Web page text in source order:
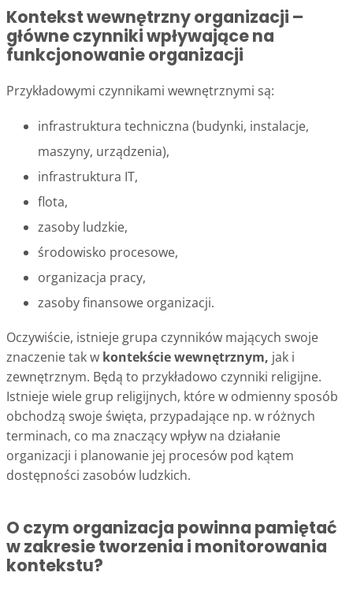
Kontekst wewnętrzny organizacji –
główne czynniki wpływające na
funkcjonowanie organizacji
Przykładowymi czynnikami wewnętrznymi są:
infrastruktura techniczna (budynki, instalacje,
maszyny, urządzenia),
infrastruktura IT,
flota,
zasoby ludzkie,
środowisko procesowe,
organizacja pracy,
zasoby finansowe organizacji.
Oczywiście, istnieje grupa czynników mających swoje
znaczenie tak w kontekście wewnętrznym, jak i
zewnętrznym. Będą to przykładowo czynniki religijne.
Istnieje wiele grup religijnych, które w odmienny sposób
obchodzą swoje święta, przypadające np. w różnych
terminach, co ma znaczący wpływ na działanie
organizacji i planowanie jej procesów pod kątem
dostępności zasobów ludzkich.
O czym organizacja powinna pamiętać
w zakresie tworzenia i monitorowania
kontekstu?